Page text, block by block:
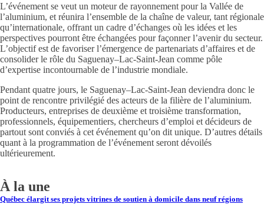
L’événement se veut un moteur de rayonnement pour la Vallée de
l’aluminium, et réunira l’ensemble de la chaîne de valeur, tant régionale
qu’internationale, offrant un cadre d’échanges où les idées et les
perspectives pourront être échangées pour façonner l’avenir du secteur.
L’objectif est de favoriser l’émergence de partenariats d’affaires et de
consolider le rôle du Saguenay–Lac-Saint-Jean comme pôle
d’expertise incontournable de l’industrie mondiale.
Pendant quatre jours, le Saguenay–Lac-Saint-Jean deviendra donc le
point de rencontre privilégié des acteurs de la filière de l’aluminium.
Producteurs, entreprises de deuxième et troisième transformation,
professionnels, équipementiers, chercheurs d’emploi et décideurs de
partout sont conviés à cet événement qu’on dit unique. D’autres détails
quant à la programmation de l’événement seront dévoilés
ultérieurement.
À la une
Québec élargit ses projets vitrines de soutien à domicile dans neuf régions